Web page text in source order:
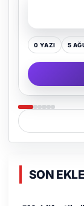
0 YAZI 16
SON